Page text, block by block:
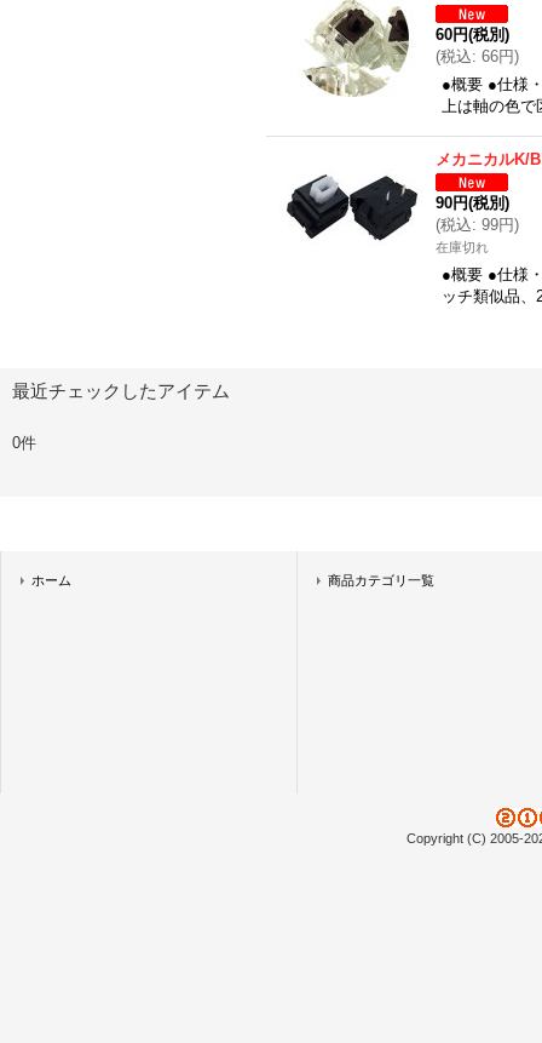
60円(税別)
(税込: 66円)
●概要 ●仕様
上は軸の色で
メカニカルK/
90円(税別)
(税込: 99円)
在庫切れ
●概要 ●仕様
ッチ類似品
最近チェックしたアイテム
0件
ホーム 商品カテゴリ一覧
Copyright (C) 2005-